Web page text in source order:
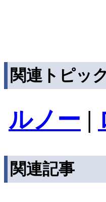
関連トピッ
ルノー |
関連記事